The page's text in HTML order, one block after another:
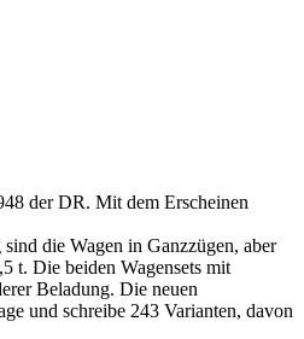
der DR. Mit dem Erscheinen
die Wagen in Ganzzügen, aber
t. Die beiden Wagensets mit
Beladung. Die neuen
und schreibe 243 Varianten, davon